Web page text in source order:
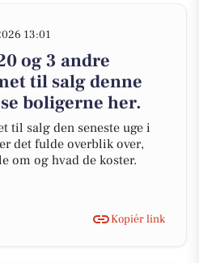
13:01
og 3 andre
til salg denne
boligerne her.
til salg den seneste uge i
det fulde overblik over,
om og hvad de koster.
Kopiér link